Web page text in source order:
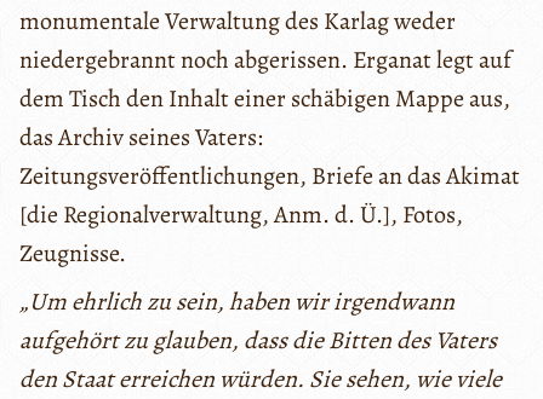
monumentale Verwaltung des Karlag weder
niedergebrannt noch abgerissen. Erganat legt auf
dem Tisch den Inhalt einer schäbigen Mappe aus,
das Archiv seines Vaters:
Zeitungsveröffentlichungen, Briefe an das Akimat
[die Regionalverwaltung, Anm. d. Ü.], Fotos,
Zeugnisse.
„Um ehrlich zu sein, haben wir irgendwann
aufgehört zu glauben, dass die Bitten des Vaters
den Staat erreichen würden. Sie sehen, wie viele